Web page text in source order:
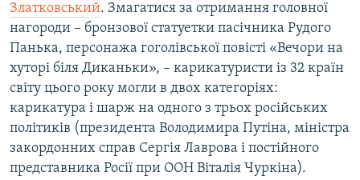
Златковський. Змагатися за отримання головної
нагороди – бронзової статуетки пасічника Рудого
Панька, персонажа гоголівської повісті «Вечори на
хуторі біля Диканьки», – карикатуристи із 32 країн
світу цього року могли в двох категоріях:
карикатура і шарж на одного з трьох російських
політиків (президента Володимира Путіна, міністра
закордонних справ Сергія Лаврова і постійного
представника Росії при ООН Віталія Чуркіна).